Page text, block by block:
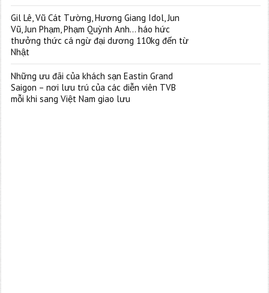
Gil Lê, Vũ Cát Tường, Hương Giang Idol, Jun
Vũ, Jun Phạm, Phạm Quỳnh Anh… háo hức
thưởng thức cá ngừ đại dương 110kg đến từ
Nhật
Những ưu đãi của khách sạn Eastin Grand
Saigon – nơi lưu trú của các diễn viên TVB
mỗi khi sang Việt Nam giao lưu